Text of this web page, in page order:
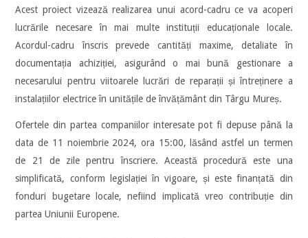
Acest proiect vizează realizarea unui acord-cadru ce va acoperi
lucrările necesare în mai multe instituții educaționale locale.
Acordul-cadru înscris prevede cantități maxime, detaliate în
documentația achiziției, asigurând o mai bună gestionare a
necesarului pentru viitoarele lucrări de reparații și întreținere a
instalațiilor electrice în unitățile de învățământ din Târgu Mureș.
Ofertele din partea companiilor interesate pot fi depuse până la
data de 11 noiembrie 2024, ora 15:00, lăsând astfel un termen
de 21 de zile pentru înscriere. Această procedură este una
simplificată, conform legislației în vigoare, și este finanțată din
fonduri bugetare locale, nefiind implicată vreo contribuție din
partea Uniunii Europene.